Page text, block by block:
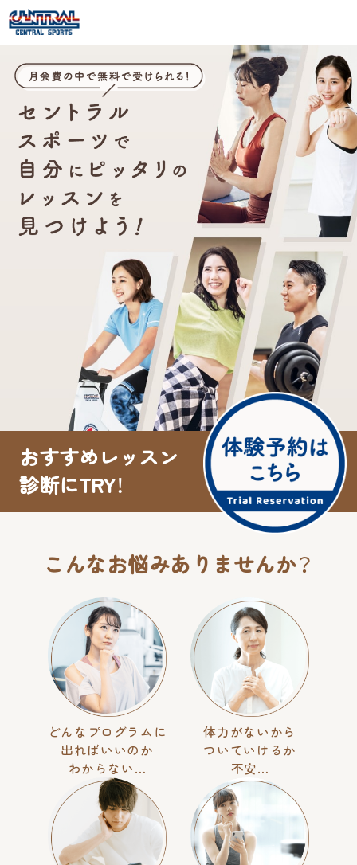
おすすめレッスン
診断にTRY！
こんなお悩みありませんか？
どんなプログラムに
出ればいいのか
わからない…
体力がないから
ついていけるか
不安…